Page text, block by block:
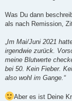
Was Du dann
als nach Remission,
Im Mai/Juni 2021
irgendwie zurück.
meine Blutwerte
bei 50. Kein Fieber.
also wohl im Gange.“
Aber es ist Deine